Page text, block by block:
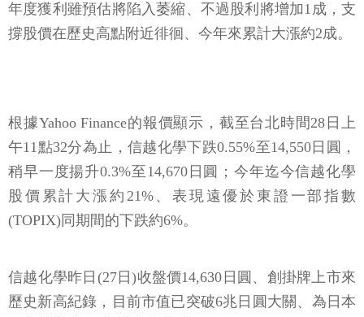
年度獲利雖預估將陷入萎縮、不過股利將增加1成，支
撐股價在歷史高點附近徘徊、今年來累計大漲約2成。
根據Yahoo Finance的報價顯示，截至台北時間28日上
午11點32分為止，信越化學下跌0.55%至14,550日圓，
稍早一度揚升0.3%至14,670日圓；今年迄今信越化學
股價累計大漲約21%、表現遠優於東證一部指數
(TOPIX)同期間的下跌約6%。
信越化學昨日(27日)收盤價14,630日圓、創掛牌上市來
歷史新高紀錄，目前市值已突破6兆日圓大關、為日本